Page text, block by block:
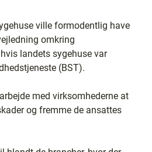
ville formodentlig have
omkring
landets sygehuse var
(BST).
med virksomhederne at
og fremme de ansattes